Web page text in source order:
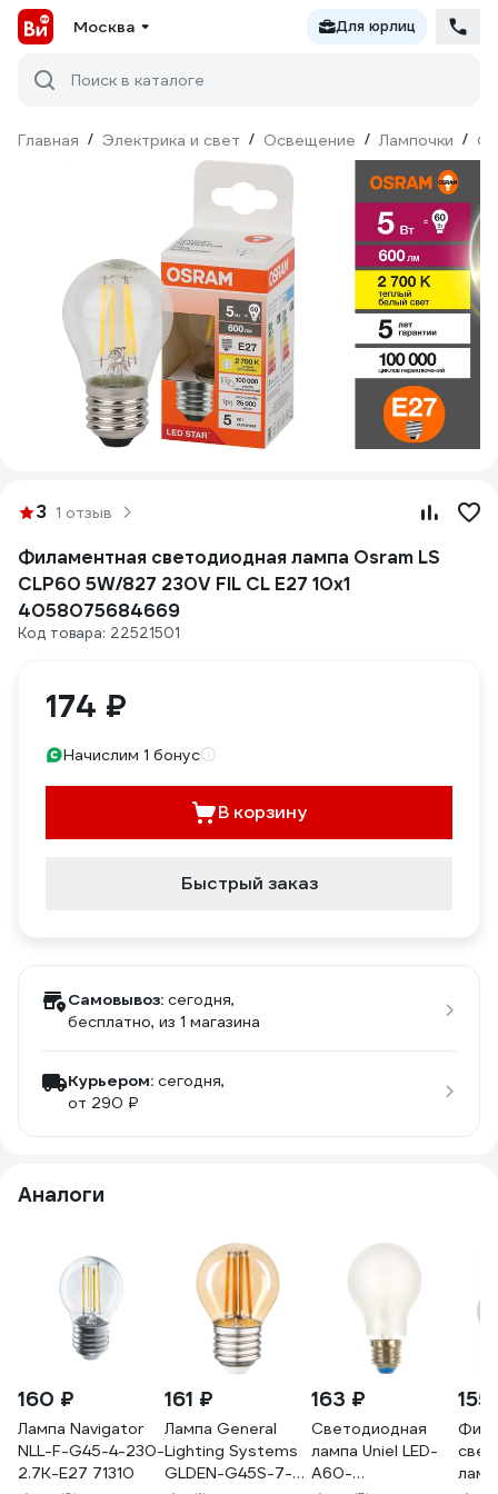
Москва Для юрлиц
Поиск в каталоге
Главная / Электрика и свет / Освещение / Лампочки /
3 1 отзыв
Филаментная светодиодная лампа Osram LS
CLP60 5W/827 230V FIL CL E27 10x1
4058075684669
Код товара: 22521501
174 ₽
Начислим 1 бонус
В корзину
Быстрый заказ
Самовывоз: сегодня,
бесплатно, из 1 магазина
Курьером: сегодня,
от 290 ₽
Аналоги
160 ₽
Лампа Navigator
NLL-F-G45-4-230-
2.7K-E27 71310
161 ₽
Лампа General
Lighting Systems
GLDEN-G45S-7-
163 ₽
Светодиодная
лампа Uniel LED-
A60-
155